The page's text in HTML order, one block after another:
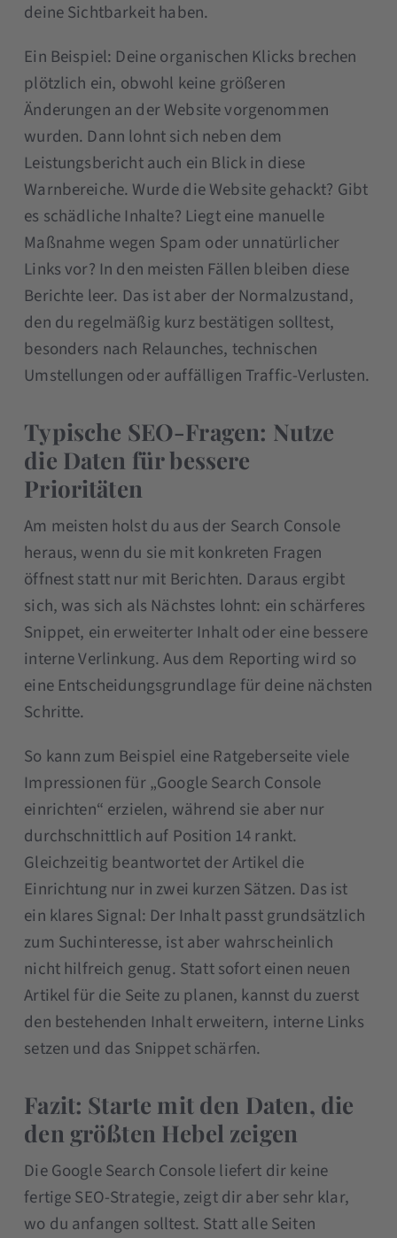
deine Sichtbarkeit haben.
Ein Beispiel: Deine organischen Klicks brechen
plötzlich ein, obwohl keine größeren
Änderungen an der Website vorgenommen
wurden. Dann lohnt sich neben dem
Leistungsbericht auch ein Blick in diese
Warnbereiche. Wurde die Website gehackt? Gibt
es schädliche Inhalte? Liegt eine manuelle
Maßnahme wegen Spam oder unnatürlicher
Links vor? In den meisten Fällen bleiben diese
Berichte leer. Das ist aber der Normalzustand,
den du regelmäßig kurz bestätigen solltest,
besonders nach Relaunches, technischen
Umstellungen oder auffälligen Traffic-Verlusten.
Typische SEO-Fragen: Nutze
die Daten für bessere
Prioritäten
Am meisten holst du aus der Search Console
heraus, wenn du sie mit konkreten Fragen
öffnest statt nur mit Berichten. Daraus ergibt
sich, was sich als Nächstes lohnt: ein schärferes
Snippet, ein erweiterter Inhalt oder eine bessere
interne Verlinkung. Aus dem Reporting wird so
eine Entscheidungsgrundlage für deine nächsten
Schritte.
So kann zum Beispiel eine Ratgeberseite viele
Impressionen für „Google Search Console
einrichten“ erzielen, während sie aber nur
durchschnittlich auf Position 14 rankt.
Gleichzeitig beantwortet der Artikel die
Einrichtung nur in zwei kurzen Sätzen. Das ist
ein klares Signal: Der Inhalt passt grundsätzlich
zum Suchinteresse, ist aber wahrscheinlich
nicht hilfreich genug. Statt sofort einen neuen
Artikel für die Seite zu planen, kannst du zuerst
den bestehenden Inhalt erweitern, interne Links
setzen und das Snippet schärfen.
Fazit: Starte mit den Daten, die
den größten Hebel zeigen
Die Google Search Console liefert dir keine
fertige SEO-Strategie, zeigt dir aber sehr klar,
wo du anfangen solltest. Statt alle Seiten